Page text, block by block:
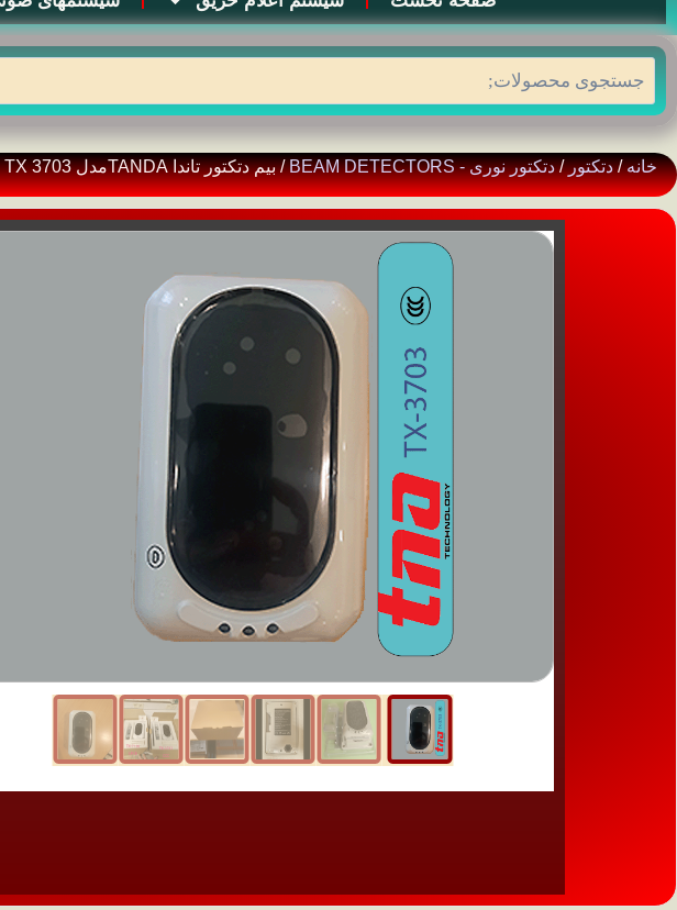
جستجو
خانه/دتکتور/دتکتور نوری - BEAM DETECTORS / بیم دتکتور تاندا TANDAمدل TX 3703